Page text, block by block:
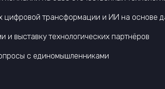
цифровой трансформации и ИИ на основе
выставку технологических партнёров
с единомышленниками